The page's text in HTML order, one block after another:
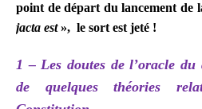
point de départ du lancement de
jacta est», le sort est jeté !
1 – Les doutes de l’oracle
de quelques théories